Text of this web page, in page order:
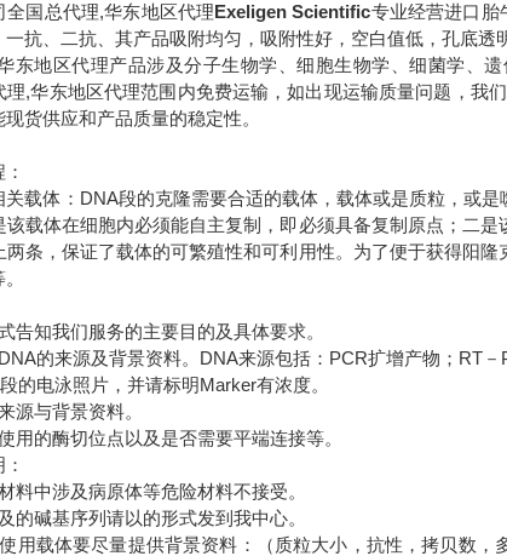
全国总代理,华东地区代理Exeligen Scientific专业经营进口胎
抗、二抗、其产品吸附均匀，吸附性好，空白值低，孔底透
东地区代理产品涉及分子生物学、细胞生物学、细菌学、
理,华东地区代理范围内免费运输，如出现运输质量问题，我们
货供应和产品质量的稳定性。
关载体：DNA段的克隆需要合适的载体，载体或是质粒，或
该载体在细胞内必须能自主复制，即必须具备复制原点；二
两条，保证了载体的可繁殖性和可利用性。为了便于获得阳
告知我们服务的主要目的及具体要求。
的来源及背景资料。DNA来源包括：PCR扩增产物；RT
的电泳照片，并请标明Marker有浓度。
源与背景资料。
用的酶切位点以及是否需要平端连接等。
料中涉及病原体等危险材料不接受。
的碱基序列请以的形式发到我中心。
用载体要尽量提供背景资料：（质粒大小，抗性，拷贝数